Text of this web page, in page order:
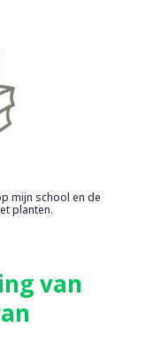
mijn school en de
planten.
van